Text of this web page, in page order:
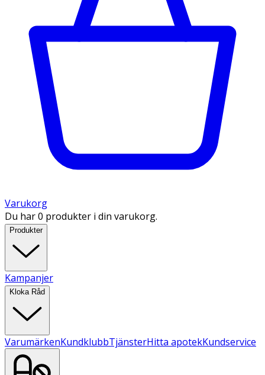
Varukorg
Du har 0 produkter i din varukorg.
Produkter
Kampanjer
Kloka Råd
VarumärkenKundklubbTjänsterHitta apotekKundservice